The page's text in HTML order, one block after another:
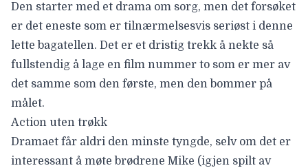
Den starter med et drama om sorg, men det forsøket
er det eneste som er tilnærmelsesvis seriøst i denne
lette bagatellen. Det er et dristig trekk å nekte så
fullstendig å lage en film nummer to som er mer av
det samme som den første, men den bommer på
målet.
Action uten trøkk
Dramaet får aldri den minste tyngde, selv om det er
interessant å møte brødrene Mike (igjen spilt av